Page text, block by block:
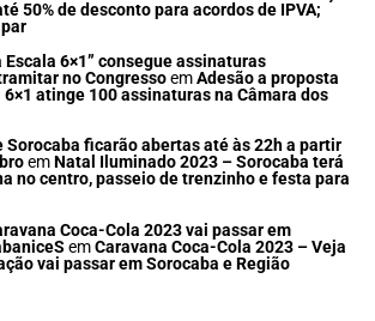
50% de desconto para acordos de IPVA;
Escala 6×1” consegue assinaturas
no CongressoemAdesão a proposta
atinge 100 assinaturas na Câmara dos
Sorocaba ficarão abertas até às 22h a partir
emNatal Iluminado 2023 – Sorocaba terá
no centro, passeio de trenzinho e festa para
Coca-Cola 2023 vai passar em
emCaravana Coca-Cola 2023 – Veja
vai passar em Sorocaba e Região